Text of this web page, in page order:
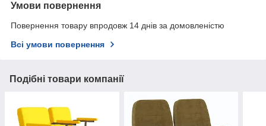
Умови повернення
Повернення товару впродовж 14 днів за домовленістю
Всі умови повернення
Подібні товари компанії